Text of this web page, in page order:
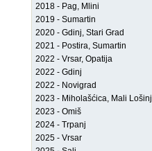
2018 - Pag, Mlini
2019 - Sumartin
2020 - Gdinj, Stari Grad
2021 - Postira, Sumartin
2022 - Vrsar, Opatija
2022 - Gdinj
2022 - Novigrad
2023 - Miholašćica, Mali Lošinj
2023 - Omiš
2024 - Trpanj
2025 - Vrsar